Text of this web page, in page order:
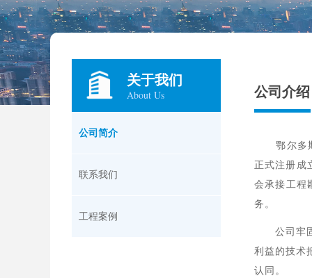
关于我们
About Us
公司简介
联系我们
工程案例
公司介绍
鄂尔多斯
正式注册成
会承接工程
务。
公司牢固
利益的技术
认同。